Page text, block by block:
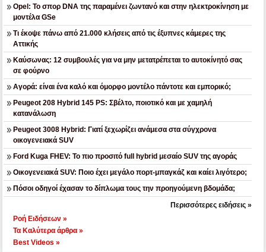
Opel: Το σπορ DNA της παραμένει ζωντανό και στην ηλεκτροκίνηση με
μοντέλα GSe
Τι έκοψε πάνω από 21.000 κλήσεις από τις έξυπνες κάμερες της
Αττικής
Καύσωνας: 12 συμβουλές για να μην μετατρέπεται το αυτοκίνητό σας
σε φούρνο
Αγορά: είναι ένα καλό και όμορφο μοντέλο πάντοτε και εμπορικό;
Peugeot 208 Hybrid 145 PS: Σβέλτο, ποιοτικό και με χαμηλή
κατανάλωση
Peugeot 3008 Hybrid: Γιατί ξεχωρίζει ανάμεσα στα σύγχρονα
οικογενειακά SUV
Ford Kuga FHEV: Το πιο προσιτό full hybrid μεσαίο SUV της αγοράς
Οικογενειακά SUV: Ποιο έχει μεγάλο πορτ-μπαγκάζ και καίει λιγότερο;
Πόσοι οδηγοί έχασαν το δίπλωμα τους την προηγούμενη βδομάδα;
Περισσότερες ειδήσεις »
Ροή Ειδήσεων »
Τα Καλύτερα άρθρα »
Best Videos »